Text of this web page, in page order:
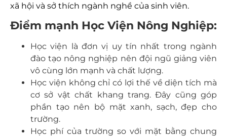
xã hội và sở thích ngành nghề của sinh viên.
Điểm mạnh Học Viện Nông Nghiệp:
Học viện là đơn vị uy tín nhất trong ngành
đào tạo nông nghiệp nên đội ngũ giảng viên
vô cùng lớn mạnh và chất lượng.
Học viện không chỉ có lợi thế về diện tích mà
cơ sở vật chất khang trang. Đây cũng góp
phần tạo nên bộ mặt xanh, sạch, đẹp cho
trường.
Học phí của trường so với mặt bằng chung